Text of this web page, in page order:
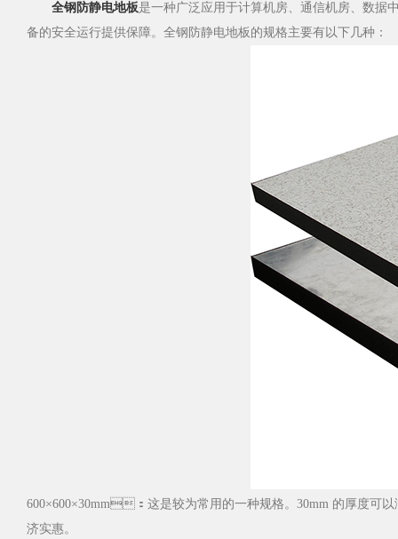
​全钢防静电地板是一种广泛应用于计算机房、通信机房、数
备的安全运行提供保障。全钢防静电地板的规格主要有以下几种：
600×600×30mm：这是较为常用的一种规格。30mm 的厚度可以
济实惠。